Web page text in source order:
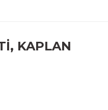
KAPLAN